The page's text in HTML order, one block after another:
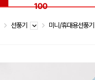
100
선풍기 미니/휴대용선풍